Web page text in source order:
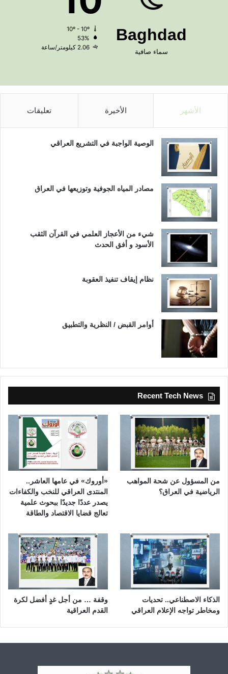
Baghdad
سماء صافية
53%
2.06 كيلومتر/ساعة
الأشهر الأخيرة تعليقات
الوصية الواجبة في التشريع العراقي
مصادر المياه الجوفية وتوزيعها في العراق
شيء من الأعجاز العلمي في القرآن الثقب
الأسود و أفق الحدث
نظام إيقاف تنفيذ العقوبة
أوامر القبض / النظرية والتطبيق
Recent Tech News
من المسؤول عن شحة المواهب
الرياضية في العراق؟
«أوروك» في عامها العاشر..
المنتدى العراقي للنخب والكفاءات
يصدر عددًا جديدًا ببحوث علمية
تعالج قضايا الاقتصاد والطاقة
الذكاء الاصطناعي.. تحديات
ومخاطر تواجه الإعلام العراقي
وقفة … من أجل غدٍ أفضل لكرة
القدم العراقية